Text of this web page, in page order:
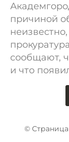
причиной
сообщают,
и что
© Страница